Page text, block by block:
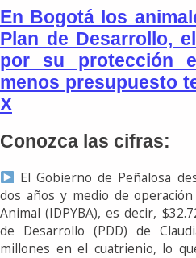
En Bogotá los
Plan de Desarrollo,
por su protección
menos presupuesto
X
Conozca las cifras:
El Gobierno de Peñalosa
dos años y medio de
Animal (IDPYBA), es decir,
de Desarrollo (PDD) de
millones en el cuatrienio, lo